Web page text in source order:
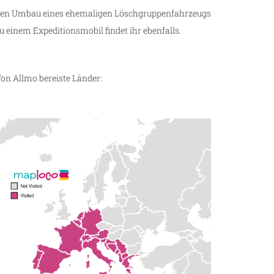
Umbau eines ehemaligen Löschgruppenfahrzeugs
einem Expeditionsmobil findet ihr ebenfalls.
Allmo bereiste Länder: